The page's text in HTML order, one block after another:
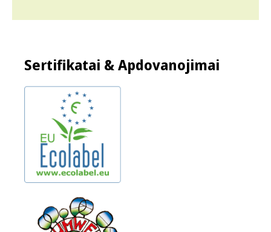
Sertifikatai & Apdovanojimai